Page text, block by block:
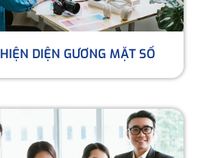
HIỆN DIỆN GƯƠNG MẶT SỐ